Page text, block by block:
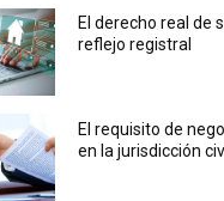
El derecho real de
reflejo registral
El requisito de
en la jurisdicción